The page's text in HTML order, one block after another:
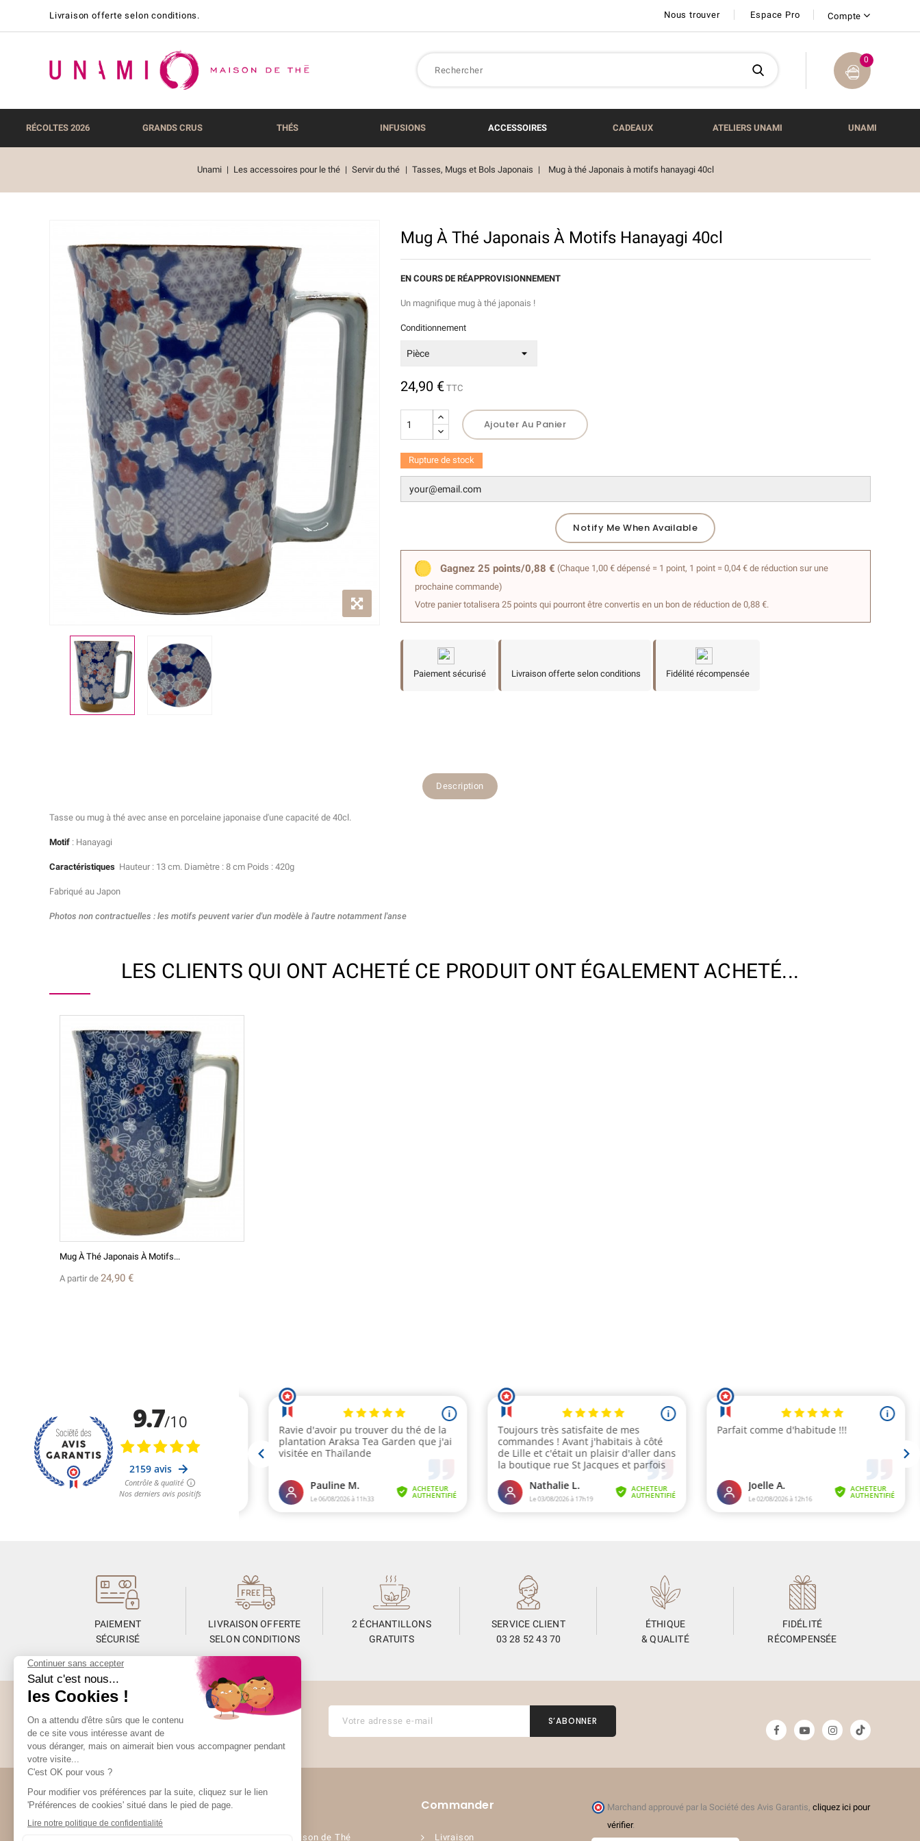
Livraison offerte selon conditions. Nous trouver Espace Pro Compte
0
RÉCOLTES 2026 GRANDS CRUS THÉS INFUSIONS ACCESSOIRES CADEAUX ATELIERS UNAMI UNAMI
Unami Les accessoires pour le thé Servir du thé Tasses, Mugs et Bols Japonais Mug à thé Japonais à motifs hanayagi 40cl
Mug À Thé Japonais À Motifs Hanayagi 40cl
EN COURS DE RÉAPPROVISIONNEMENT
Un magnifique mug à thé japonais !
Conditionnement
24,90 € TTC
Ajouter Au Panier
Rupture de stock
Notify Me When Available
Gagnez 25 points/0,88 € (Chaque 1,00 € dépensé = 1 point, 1 point = 0,04 € de réduction sur une
prochaine commande)
Votre panier totalisera 25 points qui pourront être convertis en un bon de réduction de 0,88 €.
Paiement sécurisé Livraison offerte selon conditions Fidélité récompensée
Description
Tasse ou mug à thé avec anse en porcelaine japonaise d'une capacité de 40cl.
Motif : Hanayagi
Caractéristiques Hauteur : 13 cm. Diamètre : 8 cm Poids : 420g
Fabriqué au Japon
Photos non contractuelles : les motifs peuvent varier d'un modèle à l'autre notamment l'anse
LES CLIENTS QUI ONT ACHETÉ CE PRODUIT ONT ÉGALEMENT ACHETÉ...
Mug À Thé Japonais À Motifs...
A partir de 24,90 €
PAIEMENT
SÉCURISÉ
LIVRAISON OFFERTE
SELON CONDITIONS
2 ÉCHANTILLONS
GRATUITS
SERVICE CLIENT
03 28 52 43 70
ÉTHIQUE
& QUALITÉ
FIDÉLITÉ
RÉCOMPENSÉE
Abonnez-vous à la Newsletter
Restez informés de toute l’actualité Unami
UNAMI Maison de Thé
Commander
Livraison
Marchand approuvé par la Société des Avis Garantis, cliquez ici pour
vérifier.